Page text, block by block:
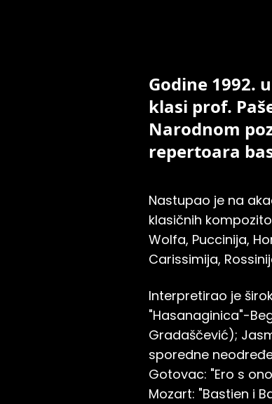
Godine 1992.
klasi prof.
Narodnom
repertoara
Nastupao je na
klasičnih
Wolfa, Puccinija,
Carissimija,
Interpretirao je
"Hasanaginica"-
Gradaščević);
sporedne
Gotovac: "Ero s
Mozart: "Bastien i